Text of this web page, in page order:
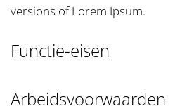
versions of Lorem Ipsum.
Functie-eisen
Arbeidsvoorwaarden